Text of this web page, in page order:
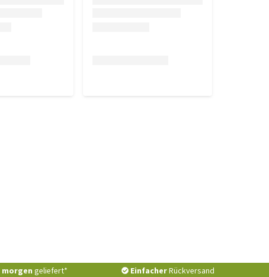
morgen geliefert* EinfacherRückversand